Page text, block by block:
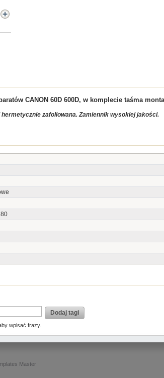
CANON 60D 600D, w komplecie taśma
hermetycznie zafoliowana. Zamiennik wysokiej jakości.
Dodaj tagi
wpisać frazy.
Master